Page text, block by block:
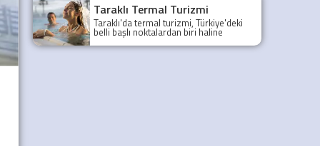
Taraklı Termal Turizmi
Taraklı'da termal turizmi, Türkiye'deki
belli başlı noktalardan biri haline
gelmiştir.